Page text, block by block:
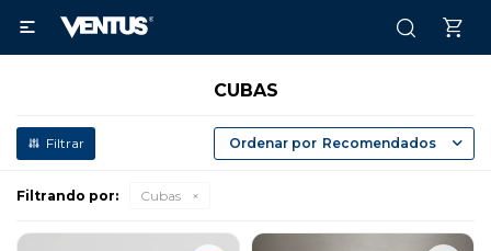

CUBAS
Recomendados
Filtrando por: Cubas